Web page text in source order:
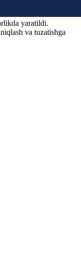
yaratildi.
va tuzatishga